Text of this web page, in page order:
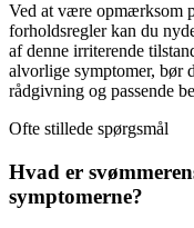
Ved at være opmærksom
forholdsregler kan du
af denne irriterende
alvorlige symptomer, bør
rådgivning og passende
Ofte stillede spørgsmål
Hvad er
symptomerne?